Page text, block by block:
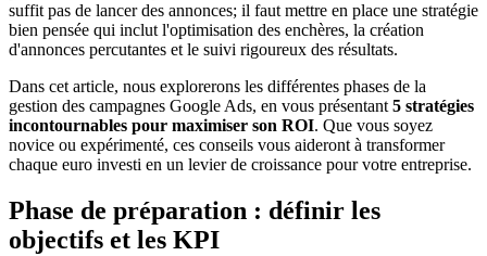
suffit pas de lancer des annonces; il faut mettre en place une stratégie
bien pensée qui inclut l'optimisation des enchères, la création
d'annonces percutantes et le suivi rigoureux des résultats.
Dans cet article, nous explorerons les différentes phases de la
gestion des campagnes Google Ads, en vous présentant5 stratégies
incontournables pour maximiser son ROI. Que vous soyez
novice ou expérimenté, ces conseils vous aideront à transformer
chaque euro investi en un levier de croissance pour votre entreprise.
Phase de préparation : définir les
objectifs et les KPI